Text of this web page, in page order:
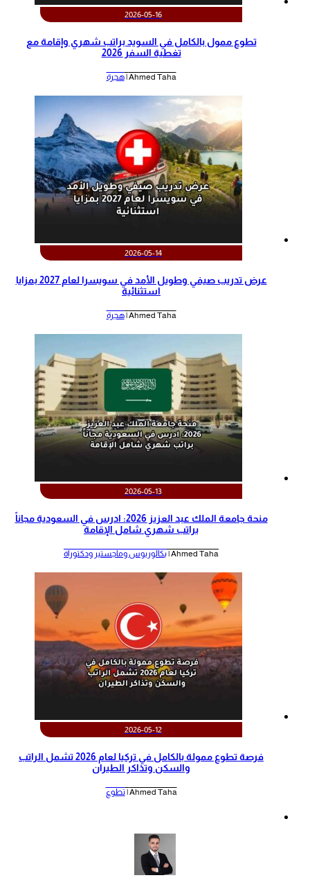
2026-05-16
تطوع ممول بالكامل في السويد براتب شهري وإقامة مع
تغطية السفر 2026
Ahmed Taha | هجرة
2026-05-14
عرض تدريب صيفي وطويل الأمد في سويسرا لعام 2027 بمزايا
استثنائية
Ahmed Taha | هجرة
2026-05-13
منحة جامعة الملك عبد العزيز 2026: ادرس في السعودية مجاناً
براتب شهري شامل الإقامة
Ahmed Taha | بكالوريوس وماجستير ودكتوراة
2026-05-12
‫فرصة تطوع ممولة بالكامل في تركيا لعام 2026 تشمل الراتب
والسكن وتذاكر الطيران‬
Ahmed Taha | تطوع